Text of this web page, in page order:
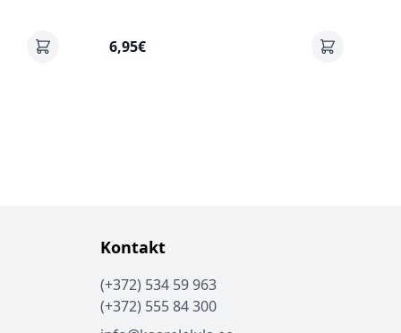
6,95€
Kontakt
(+372) 534 59 963
(+372) 555 84 300